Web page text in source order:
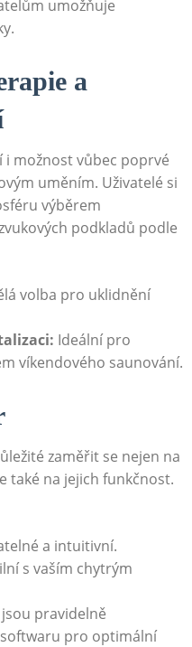
umožňuje
a
možnost vůbec ⁣poprvé
uměním. ​Uživatelé si⁤
výběrem
⁢podkladů podle
volba pro uklidnění
Ideální ‌pro
víkendového saunování.
zaměřit se nejen na
také na jejich⁣ funkčnost.
a intuitivní.
s vaším chytrým
pravidelně⁤
pro optimální